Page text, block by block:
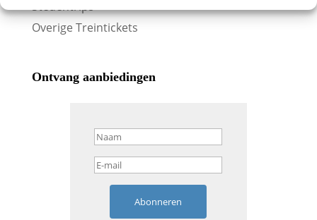
Stedentrips
Overige Treintickets
Ontvang aanbiedingen
Abonneren